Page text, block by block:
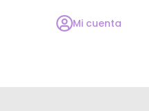
Mi cuenta